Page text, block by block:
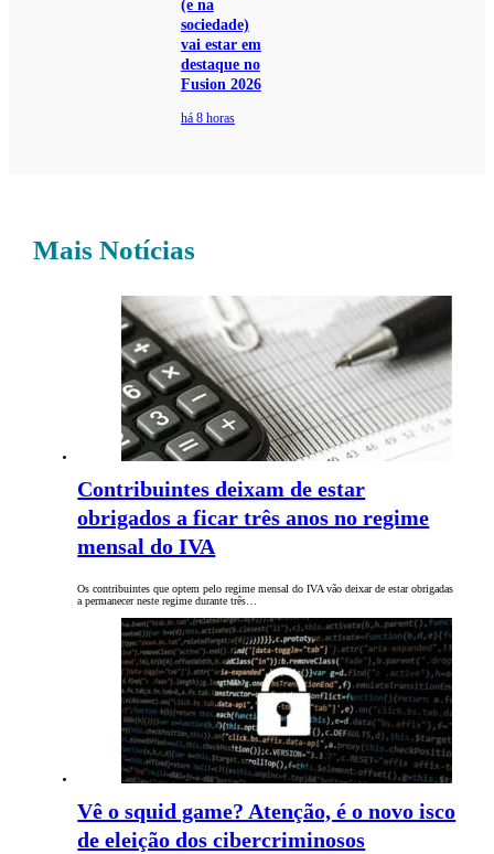
(e na
sociedade)
vai estar em
destaque no
Fusion 2026
há 8 horas
Mais Notícias
Contribuintes deixam de estar
obrigados a ficar três anos no regime
mensal do IVA
Os contribuintes que optem pelo regime mensal do IVA vão deixar de estar obrigadas
a permanecer neste regime durante três…
Vê o squid game? Atenção, é o novo isco
de eleição dos cibercriminosos